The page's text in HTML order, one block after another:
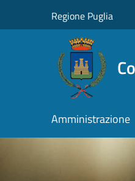
Regione Puglia
Amministrazione